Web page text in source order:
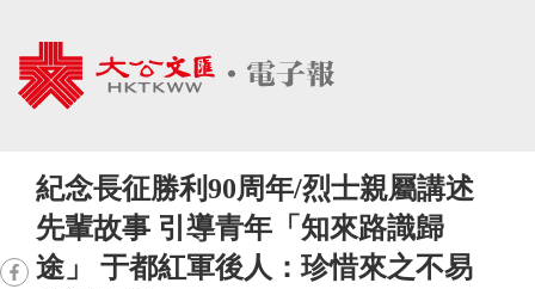
紀念長征勝利90周年/烈士親屬講述
先輩故事 引導青年「知來路識歸
途」 于都紅軍後人：珍惜來之不易